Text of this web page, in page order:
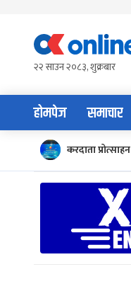
content२२ साउन २०८३, शुक्रबार
होमपेज समाचार
करदाता प्रोत्साहन